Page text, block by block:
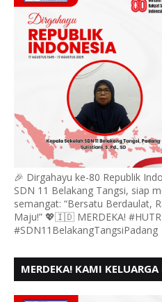
🎉 Dirgahayu ke-80 Republik
SDN 11 Belakang Tangsi, siap
semangat: “Bersatu Berdaulat,
Maju!” 💖🇮🇩 MERDEKA!
#SDN11BelakangTangsiPadang
MERDEKA! KAMI